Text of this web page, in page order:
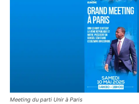
Meeting du parti Unir à Paris